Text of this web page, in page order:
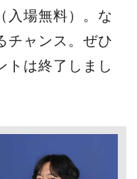
入場無料）。な
チャンス。ぜひ
は終了しまし